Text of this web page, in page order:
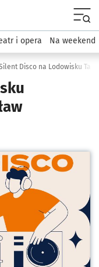
Wydarzenia
i opera Na weekend
Disco na Lodowisku